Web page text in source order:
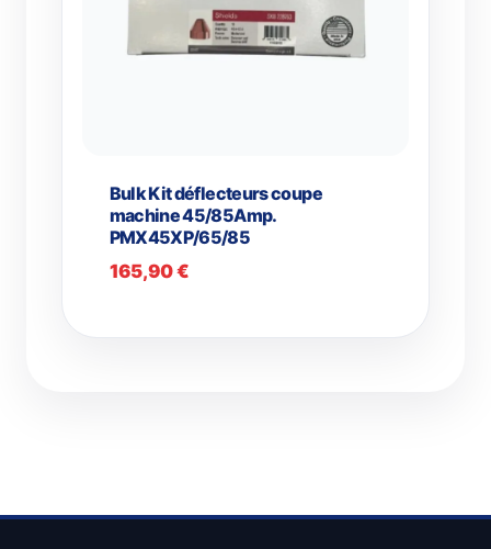
Bulk Kit déflecteurs coupe
machine 45/85Amp.
PMX45XP/65/85
165,90€